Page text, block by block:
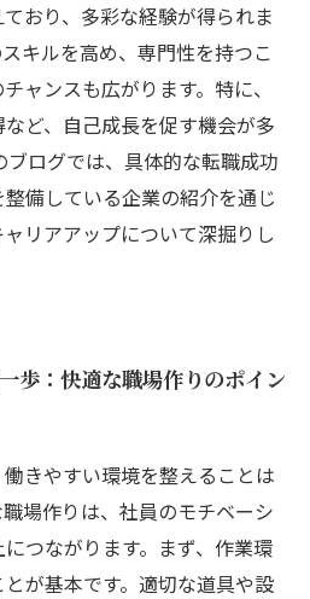
おり、多彩な経験が得られま
キルを高め、専門性を持つこ
ャンスも広がります。特に、
ど、自己成長を促す機会が多
ブログでは、具体的な転職成功
備している企業の紹介を通じ
リアアップについて深掘りし
歩：快適な職場作りのポイン
きやすい環境を整えることは
場作りは、社員のモチベーシ
つながります。まず、作業環
が基本です。適切な道具や設